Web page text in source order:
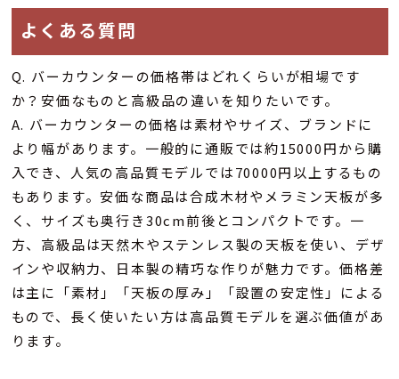
よくある質問
Q. バーカウンターの価格帯はどれくらいが相場です
か？安価なものと高級品の違いを知りたいです。
A. バーカウンターの価格は素材やサイズ、ブランドに
より幅があります。一般的に通販では約15000円から購
入でき、人気の高品質モデルでは70000円以上するもの
もあります。安価な商品は合成木材やメラミン天板が多
く、サイズも奥行き30cm前後とコンパクトです。一
方、高級品は天然木やステンレス製の天板を使い、デザ
インや収納力、日本製の精巧な作りが魅力です。価格差
は主に「素材」「天板の厚み」「設置の安定性」による
もので、長く使いたい方は高品質モデルを選ぶ価値があ
ります。